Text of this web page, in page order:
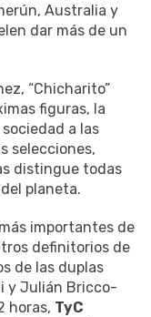
Australia y
dar más de un
“Chicharito”
figuras, la
a las
selecciones,
distingue todas
planeta.
importantes de
definitorios de
de las duplas
y Julián Bricco-
horas, TyC